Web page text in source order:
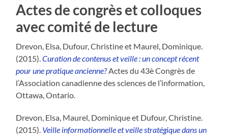
Actes de congrès et colloques
avec comité de lecture
Drevon, Elsa, Dufour, Christine et Maurel, Dominique.
(2015).Curation de contenus et veille : un concept récent
pour une pratique ancienne?Actes du 43è Congrès de
l’Association canadienne des sciences de l’information,
Ottawa, Ontario.
Drevon, Elsa, Maurel, Dominique et Dufour, Christine.
(2015). Veille informationnelle et veille stratégique dans un